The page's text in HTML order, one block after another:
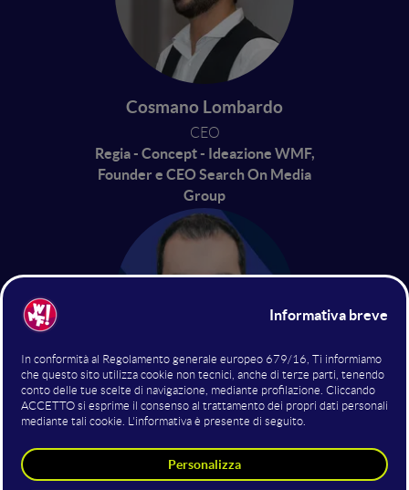
Cosmano Lombardo
CEO
Regia - Concept - Ideazione WMF,
Founder e CEO Search On Media
Group
Giorgio Taverniti
Search On Media Group